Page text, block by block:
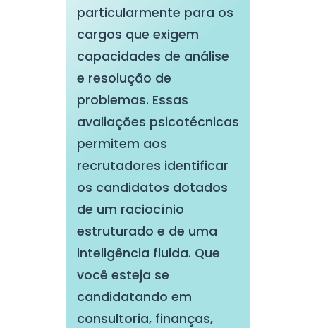
particularmente para os
cargos que exigem
capacidades de análise
e resolução de
problemas. Essas
avaliações psicotécnicas
permitem aos
recrutadores identificar
os candidatos dotados
de um raciocínio
estruturado e de uma
inteligência fluida. Que
você esteja se
candidatando em
consultoria, finanças,